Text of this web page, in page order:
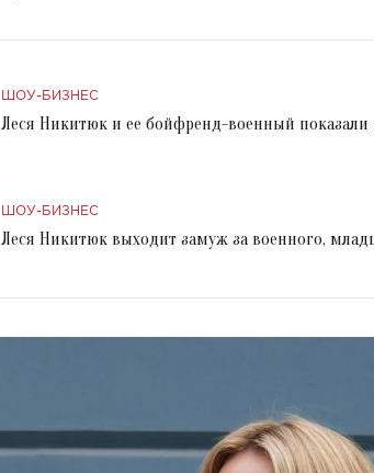
ШОУ-БИЗНЕС
Леся Никитюк и ее бойфренд-военный показали
ШОУ-БИЗНЕС
Леся Никитюк выходит замуж за военного,